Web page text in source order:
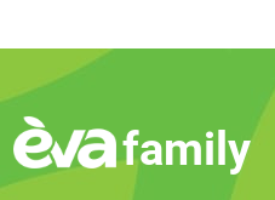
family